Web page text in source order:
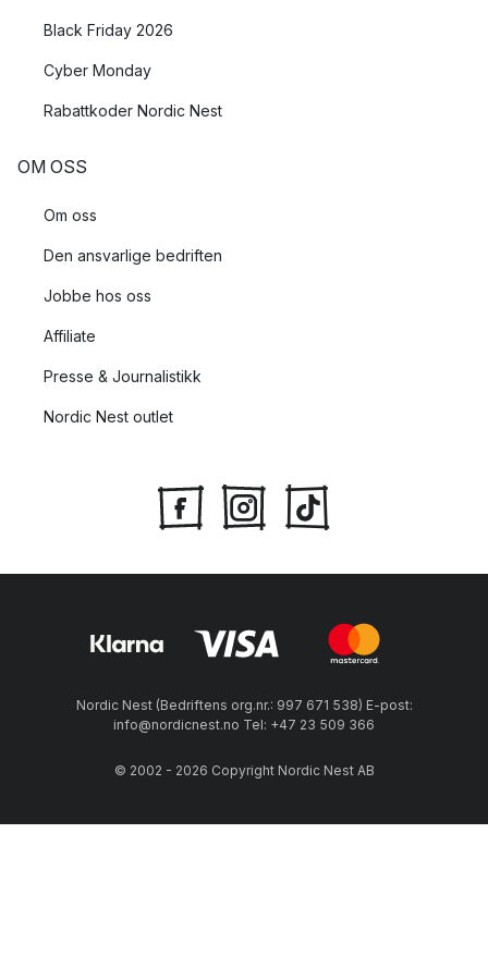
Black Friday 2026
Cyber Monday
Rabattkoder Nordic Nest
OM OSS
Om oss
Den ansvarlige bedriften
Jobbe hos oss
Affiliate
Presse & Journalistikk
Nordic Nest outlet
Nordic Nest (Bedriftens org.nr.: 997 671 538) E-post:
info@nordicnest.no Tel: +47 23 509 366
© 2002 - 2026 Copyright Nordic Nest AB